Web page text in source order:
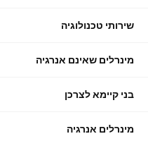
שירותי טכנולוגיה
מינרלים שאינם אנרגיה
בני קיימא לצרכן
מינרלים אנרגיה